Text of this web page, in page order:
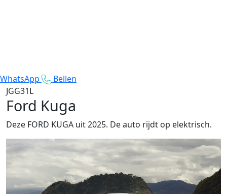
WhatsApp
Bellen
JGG31L
Ford Kuga
Deze FORD KUGA uit 2025. De auto rijdt op elektrisch.